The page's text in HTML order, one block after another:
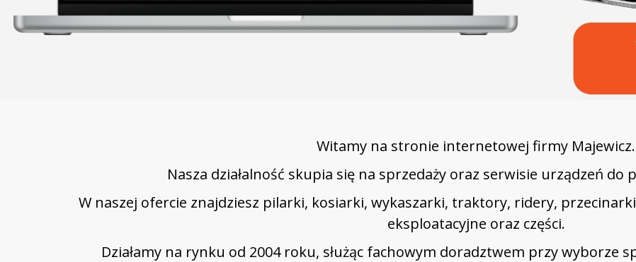
Witamy na stronie internetowej firmy Majewicz.
Nasza działalność skupia się na sprzedaży oraz serwisie urządzeń do
W naszej ofercie znajdziesz pilarki, kosiarki, wykaszarki, traktory, ridery,
eksploatacyjne oraz części.
Działamy na rynku od 2004 roku, służąc fachowym doradztwem przy wyborze